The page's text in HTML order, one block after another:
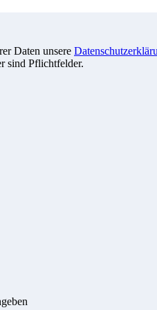
Daten unsere
sind Pflichtfelder.